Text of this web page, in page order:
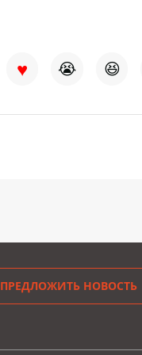
♥ 😭 😆
ПРЕДЛОЖИТЬ НОВОСТЬ